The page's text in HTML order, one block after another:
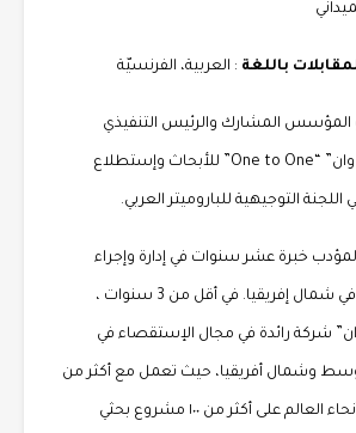
باللغة : العربية، الفرنسيّة
المشارك والرئيس التنفيذي
لمؤسسة “وان تو وان” “One to One” للأبحاث وإستطلاع
التوجيهية للباروميتر العربي.
خبرة عشر سنوات في إدارة وإجراء
إستطلاعات الرأي في شمال إفريقيا. في أقل من 3 سنوات ،
شركة رائدة في مجال الإستقصاء في
وشمال أفريقيا، حيث تعمل مع أكثر من
٥٠ عميلاً في جميع أنحاء العالم على أكثر من ١٠٠ مشروع بحثي